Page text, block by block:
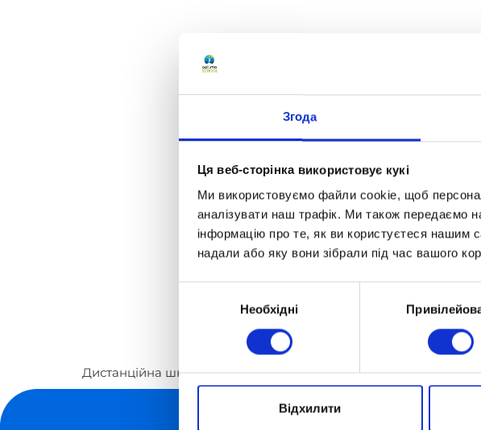
Згода
Ця веб-сторінка використовує кукі
Ми використовуємо файли cookie, щоб
аналізувати наш трафік. Ми також передаємо
інформацію про те, як ви користуєтеся нашим
надали або яку вони зібрали під час вашого
Необхідні
Відхилити
Дистанційна школа «Оптіма» Контакти Ліцензований